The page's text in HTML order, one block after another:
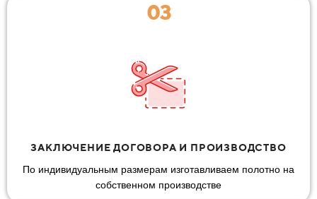
03
ЗАКЛЮЧЕНИЕ ДОГОВОРА И ПРОИЗВОДСТВО
По индивидуальным размерам изготавливаем полотно на
собственном производстве